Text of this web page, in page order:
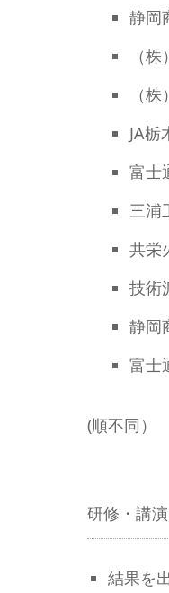
静岡
（
（
JA栃
富士
三浦
共栄
技術
静岡
富士
(順不同）
研修・講
結果を